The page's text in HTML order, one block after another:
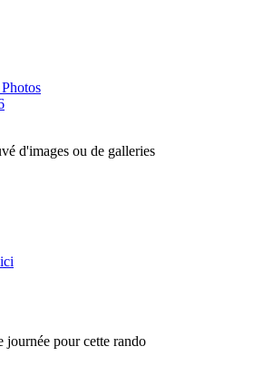
d'images ou de galleries
journée pour cette rando